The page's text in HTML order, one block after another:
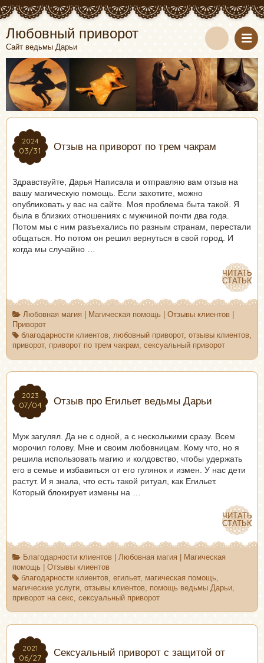
Любовный приворот
Сайт ведьмы Дарьи
2024
03/31
2024
03/31 Отзыв на приворот по трем чакрам
Здравствуйте, Дарья Написала и отправляю вам отзыв на
вашу магическую помощь. Если захотите, можно
опубликовать у вас на сайте. Моя проблема быта такой. Я
была в близких отношениях с мужчиной почти два года.
Потом мы с ним разъехались по разным странам, перестали
общаться. Но потом он решил вернуться в свой город. И
когда мы случайно …
ЧИТАТЬ
СТАТЬЮ
ЧИТАТЬ
СТАТЬЮ
Любовная магия Магическая помощь Отзывы клиентов|
Приворот
благодарности клиентов, любовный приворот, отзывы клиентов,
приворот, приворот по трем чакрам сексуальный приворот
2023
07/04
2023
07/04 Отзыв про Егильет ведьмы Дарьи
Муж загулял. Да не с одной, а с несколькими сразу. Всем
морочил голову. Мне и своим любовницам. Кому что, но я
решила использовать магию и колдовство, чтобы удержать
его в семье и избавиться от его гулянок и измен. У нас дети
растут. И я знала, что есть такой ритуал, как Егильет.
Который блокирует измены на …
ЧИТАТЬ
СТАТЬЮ
ЧИТАТЬ
СТАТЬЮ
Благодарности клиентов| Любовная магия
Магическая
помощь
Отзывы клиентов
благодарности клиентов, егильет, магическая помощь,
магические услуги, отзывы клиентов, помощь ведьмы Дарьи,
приворот на секс, сексуальный приворот
2021
06/27
2021
06/27
Сексуальный приворот с защитой от